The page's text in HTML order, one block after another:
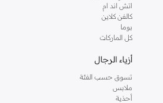
كاملة في متجر دوروثي بيركنز اون لاين او
دوروثي بيركنز اون لاين. خدمة التوصيل السريعة
تسوق ممتعة دائما مع نمشي.
اتش اند ام
كالفن كلاين
بوما
كل الماركات
أزياء الرجال
تسوق حسب الفئة
ملابس
أحذية